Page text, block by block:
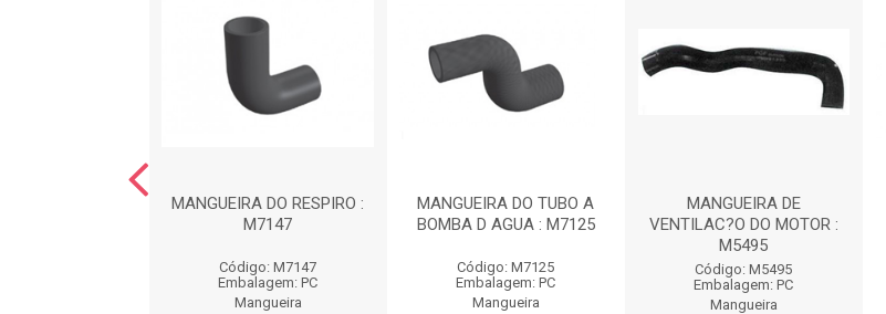
MANGUEIRA DO RESPIRO :
M7147
Código: M7147
Embalagem: PC
Mangueira
MANGUEIRA DO TUBO A
BOMBA D AGUA : M7125
Código: M7125
Embalagem: PC
Mangueira
MANGUEIRA DE
VENTILAC?O DO MOTOR :
M5495
Código: M5495
Embalagem: PC
Mangueira